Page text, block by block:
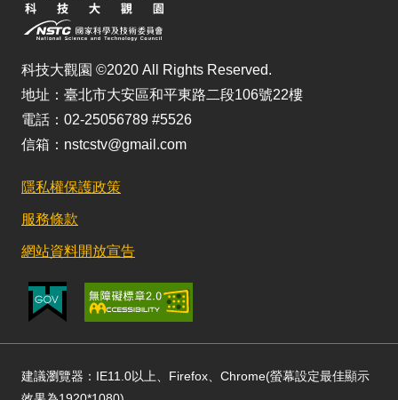
科技大觀園 ©2020 All Rights Reserved.
地址：臺北市大安區和平東路二段106號22樓
電話：02-25056789 #5526
信箱：nstcstv@gmail.com
隱私權保護政策
服務條款
網站資料開放宣告
建議瀏覽器：IE11.0以上、Firefox、Chrome(螢幕設定最佳顯示